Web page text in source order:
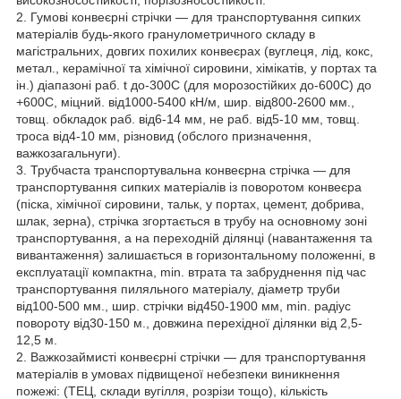
2. Гумові конвеєрні стрічки — для транспортування сипких
матеріалів будь-якого гранулометричного складу в
магістральних, довгих похилих конвеєрах (вуглеця, лід, кокс,
метал., керамічної та хімічної сировини, хімікатів, у портах та
ін.) діапазоні раб. t до-300С (для морозостійких до-600С) до
+600С, міцний. від1000-5400 кН/м, шир. від800-2600 мм.,
товщ. обкладок раб. від6-14 мм, не раб. від5-10 мм, товщ.
троса від4-10 мм, різновид (обслого призначення,
важкозагальнуги).
3. Трубчаста транспортувальна конвеєрна стрічка — для
транспортування сипких матеріалів із поворотом конвеєра
(піска, хімічної сировини, тальк, у портах, цемент, добрива,
шлак, зерна), стрічка згортається в трубу на основному зоні
транспортування, а на переходній ділянці (навантаження та
вивантаження) залишається в горизонтальному положенні, в
експлуатації компактна, min. втрата та забруднення під час
транспортування пиляльного матеріалу, діаметр труби
від100-500 мм., шир. стрічки від450-1900 мм, min. радіус
повороту від30-150 м., довжина перехідної ділянки від 2,5-
12,5 м.
2. Важкозаймисті конвеєрні стрічки — для транспортування
матеріалів в умовах підвищеної небезпеки виникнення
пожежі: (ТЕЦ, склади вугілля, розрізи тощо), кількість